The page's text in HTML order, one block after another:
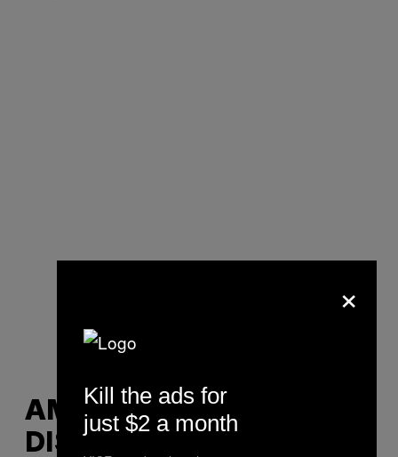
AMI – „TE-AȘTEPT
DISEARĂ”, 2016
×
Kill the ads for
just $2 a month